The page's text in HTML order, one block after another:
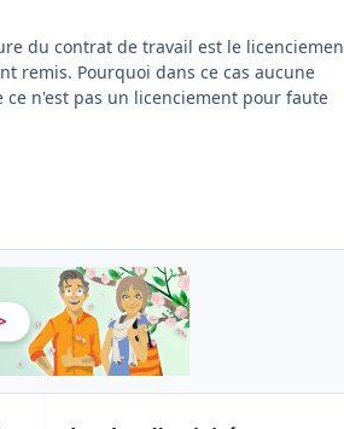
du contrat de travail est le
remis. Pourquoi dans ce cas aucune
n'est pas un licenciement pour faute